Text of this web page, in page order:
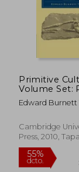
55%
Primitive
Volume Set:
Culture:
Paperback
Collection -
Edward Burnett
Cambridge
Press, 2010,
Nuevo